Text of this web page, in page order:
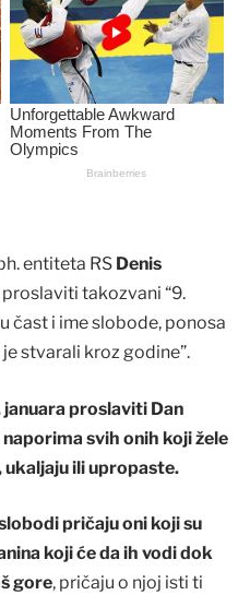
entiteta RS Denis
proslaviti takozvani “9.
čast i ime slobode, ponosa
stvarali kroz godine”.
januara proslaviti Dan
svih onih koji žele
ili upropaste.
pričaju oni koji su
koji će da ih vodi dok
gore, pričaju o njoj isti ti